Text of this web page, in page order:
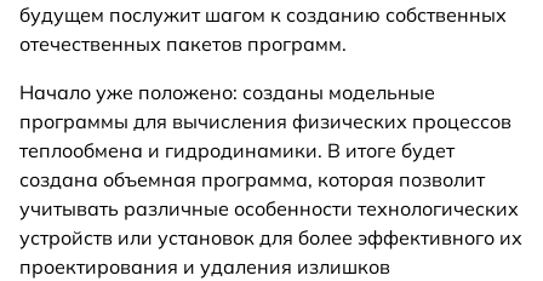
будущем послужит шагом к созданию собственных
отечественных пакетов программ.
Начало уже положено: созданы модельные
программы для вычисления физических процессов
теплообмена и гидродинамики. В итоге будет
создана объемная программа, которая позволит
учитывать различные особенности технологических
устройств или установок для более эффективного их
проектирования и удаления излишков